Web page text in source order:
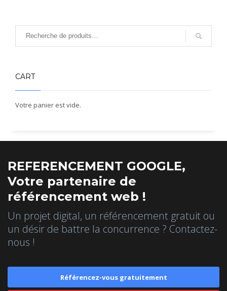
CART
Votre panier est vide.
REFERENCEMENT GOOGLE,
Votre partenaire de
référencement web !
Un projet digital, un référencement gratuit ou
un désir de battre la concurrence ? Contactez-
nous !
Référencez-vous gratuitement